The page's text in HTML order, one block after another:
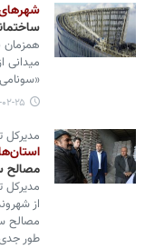
همزمان
میدانی
۱۴۰۵-
مدیرکل
مصالح
از
مصالح
طور